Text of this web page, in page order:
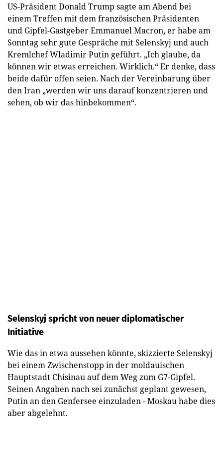
US-Präsident Donald Trump sagte am Abend bei
einem Treffen mit dem französischen Präsidenten
und Gipfel-Gastgeber Emmanuel Macron, er habe am
Sonntag sehr gute Gespräche mit Selenskyj und auch
Kremlchef Wladimir Putin geführt. „Ich glaube, da
können wir etwas erreichen. Wirklich.“ Er denke, dass
beide dafür offen seien. Nach der Vereinbarung über
den Iran „werden wir uns darauf konzentrieren und
sehen, ob wir das hinbekommen“.
Selenskyj spricht von neuer diplomatischer
Initiative
Wie das in etwa aussehen könnte, skizzierte Selenskyj
bei einem Zwischenstopp in der moldauischen
Hauptstadt Chisinau auf dem Weg zum G7-Gipfel.
Seinen Angaben nach sei zunächst geplant gewesen,
Putin an den Genfersee einzuladen - Moskau habe dies
aber abgelehnt.